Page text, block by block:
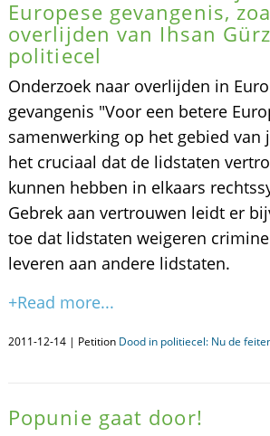
Europese gevangenis,
overlijden van Ihsan
politiecel
Onderzoek naar overlijden in
gevangenis "Voor een betere
samenwerking op het gebied van
het cruciaal dat de lidstaten
kunnen hebben in elkaars
Gebrek aan vertrouwen leidt er
toe dat lidstaten weigeren
leveren aan andere lidstaten.
+Read more...
2011-12-14 | Petition Dood in politiecel: Nu de
Popunie gaat door!